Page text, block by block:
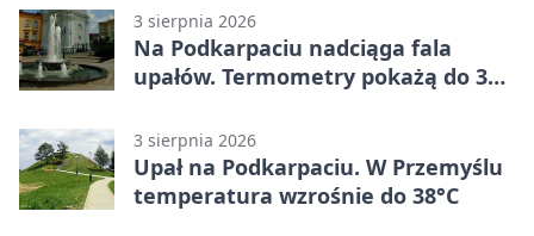
3 sierpnia 2026
Na Podkarpaciu nadciąga fala
upałów. Termometry pokażą do 36
3 sierpnia 2026
Upał na Podkarpaciu. W Przemyślu
temperatura wzrośnie do 38°C